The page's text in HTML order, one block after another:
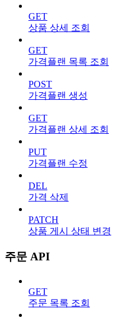
GET
상품 상세 조회
GET
가격플랜 목록 조회
POST
가격플랜 생성
GET
가격플랜 상세 조회
PUT
가격플랜 수정
DEL
가격 삭제
PATCH
상품 게시 상태 변경
주문 API
GET
주문 목록 조회